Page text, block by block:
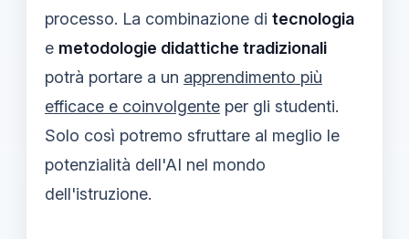
processo. La combinazione di tecnologia
e metodologie didattiche tradizionali
potrà portare a un apprendimento più
efficace e coinvolgente per gli studenti.
Solo così potremo sfruttare al meglio le
potenzialità dell'AI nel mondo
dell'istruzione.